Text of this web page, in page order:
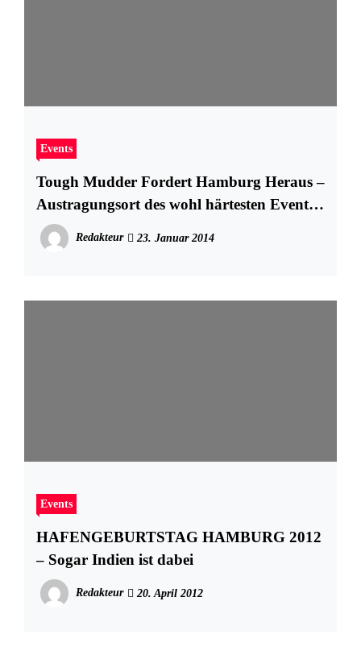
Events
Tough Mudder Fordert Hamburg Heraus –
Austragungsort des wohl härtesten Events
der Welt
Redakteur 23. Januar 2014
Events
HAFENGEBURTSTAG HAMBURG 2012
– Sogar Indien ist dabei
Redakteur 20. April 2012